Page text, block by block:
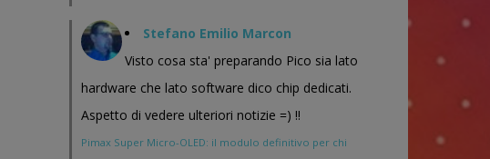
Stefano Emilio Marcon
Visto cosa sta' preparando Pico sia lato
hardware che lato software dico chip dedicati.
Aspetto di vedere ulteriori notizie =) !!
Pimax Super Micro-OLED: il modulo definitivo per chi